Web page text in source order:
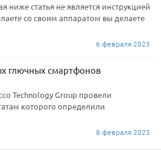
статья не является инструкцией
со своим аппаратом вы делаете
6 февраля 2025
глючных смартфонов
Technology Group провели
которого определили
8 февраля 2025